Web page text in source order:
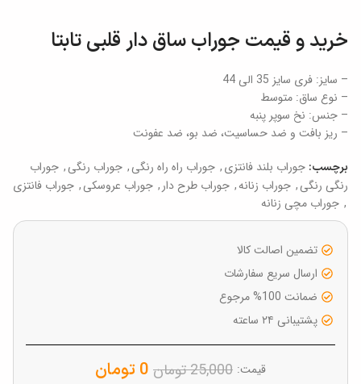
خرید و قیمت جوراب ساق دار قلبی تابتا
– سایز: فری سایز 35 الی 44
– نوع ساق: متوسط
– جنس: نخ سوپر پنبه
– ریز بافت و ضد حساسیت، ضد بو، ضد عفونت
برچسب: جوراب بلند فانتزی, جوراب راه راه رنگی, جوراب رنگی, جوراب
رنگی رنگی, جوراب زنانه, جوراب طرح دار, جوراب عروسکی, جوراب فانتزی
, جوراب مچی زنانه
تضمین اصالت کالا
ارسال سریع سفارشات
ضمانت 100% مرجوع
پشتیبانی ۲۴ ساعته
قیمت: 25,000تومان 0 تومان